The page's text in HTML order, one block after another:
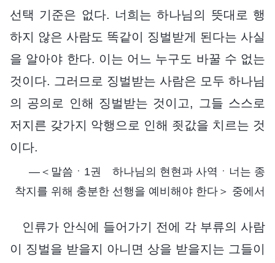
선택 기준은 없다. 너희는 하나님의 뜻대로 행
하지 않은 사람도 똑같이 징벌받게 된다는 사실
을 알아야 한다. 이는 어느 누구도 바꿀 수 없는
것이다. 그러므로 징벌받는 사람은 모두 하나님
의 공의로 인해 징벌받는 것이고, 그들 스스로
저지른 갖가지 악행으로 인해 죗값을 치르는 것
이다.
―＜말씀ㆍ1권 하나님의 현현과 사역ㆍ너는 종
착지를 위해 충분한 선행을 예비해야 한다＞ 중에서
인류가 안식에 들어가기 전에 각 부류의 사람
이 징벌을 받을지 아니면 상을 받을지는 그들이